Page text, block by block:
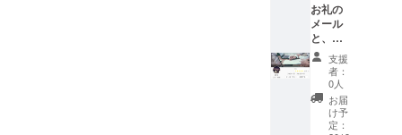
お礼の
メール
と、支
援者プ
ロ
フィー
ル欄に
『開発
支援
支援
者：
0人
お届
け予
定：